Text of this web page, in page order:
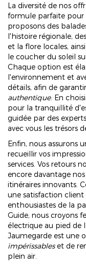
La diversité de nos
formule parfaite pour
proposons des
l'histoire régionale,
et la flore locales,
le coucher du soleil
Chaque option est
l'environnement et
détails, afin de
authentique. En
pour la tranquillité
guidée par des
avec vous les trésors
Enfin, nous assurons
recueillir vos
services. Vos retours
encore davantage
itinéraires innovants.
une satisfaction
enthousiastes de la
Guide, nous croyons
électrique au pied de
Jaumegarde est une
impérissableset de
plein air.